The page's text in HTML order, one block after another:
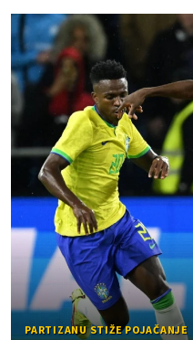
PARTIZANU STIŽE POJAČANJE